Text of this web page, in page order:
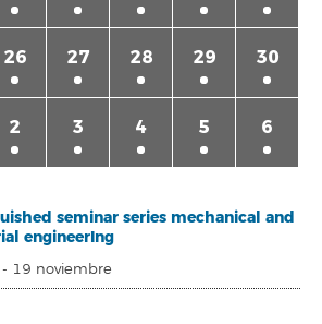
26 27 28 29 30
2 3 4 5 6
seminar series mechanical and
engineerIng
19 noviembre